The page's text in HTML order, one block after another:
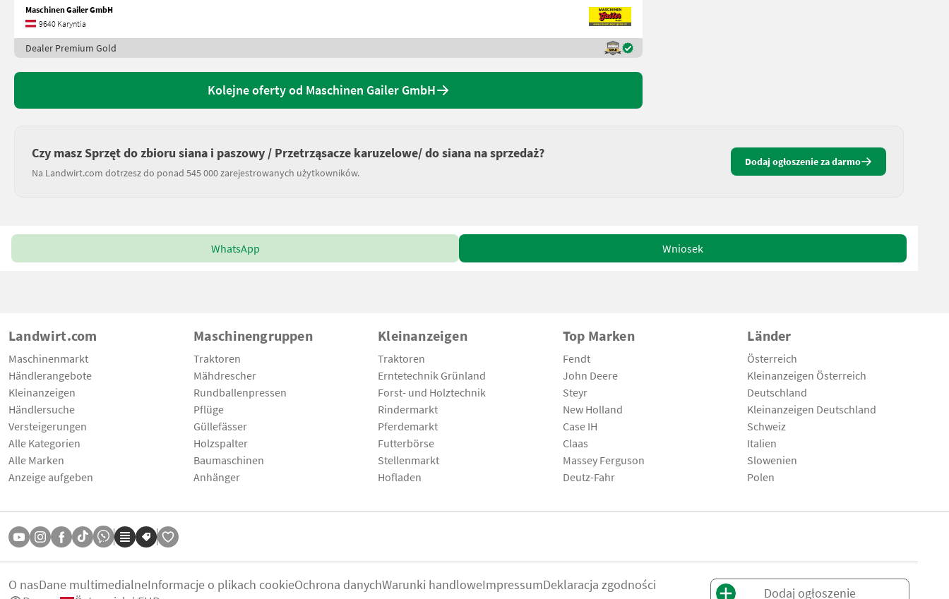
Maschinen Gailer GmbH
9640 Karyntia
Dealer Premium Gold
Kolejne oferty od Maschinen Gailer GmbH
Czy masz Sprzęt do zbioru siana i paszowy / Przetrząsacze karuzelowe/ do siana na sprzedaż?
Na Landwirt.com dotrzesz do ponad 545 000 zarejestrowanych użytkowników.
Dodaj ogłoszenie za darmo
WhatsApp Wniosek
Landwirt.com
Maschinenmarkt
Händlerangebote
Kleinanzeigen
Händlersuche
Versteigerungen
Alle Kategorien
Alle Marken
Anzeige aufgeben
Maschinengruppen
Traktoren
Mähdrescher
Rundballenpressen
Pflüge
Güllefässer
Holzspalter
Baumaschinen
Anhänger
Kleinanzeigen
Traktoren
Erntetechnik Grünland
Forst- und Holztechnik
Rindermarkt
Pferdemarkt
Futterbörse
Stellenmarkt
Hofladen
Top Marken
Fendt
John Deere
Steyr
New Holland
Case IH
Claas
Massey Ferguson
Deutz-Fahr
Länder
Österreich
Kleinanzeigen Österreich
Deutschland
Kleinanzeigen Deutschland
Schweiz
Italien
Slowenien
Polen
O nasDane multimedialneInformacje o plikach cookieOchrona danychWarunki handloweImpressumDeklaracja zgodności
Dodaj ogłoszenie